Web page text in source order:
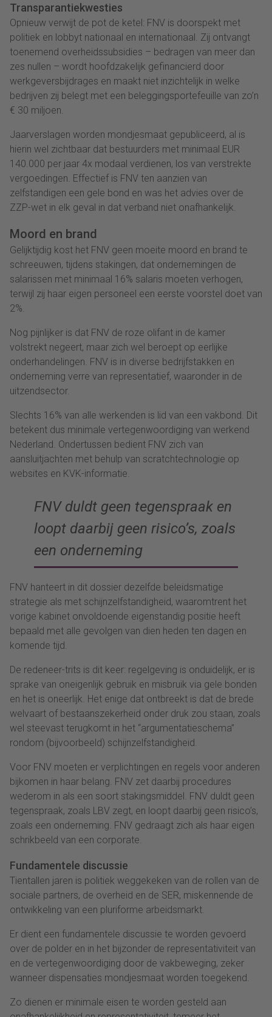
Transparantiekwesties
Opnieuw verwijt de pot de ketel: FNV is doorspekt met
politiek en lobbyt nationaal en internationaal. Zij ontvangt
toenemend overheidssubsidies – bedragen van meer dan
zes nullen – wordt hoofdzakelijk gefinancierd door
werkgeversbijdrages en maakt niet inzichtelijk in welke
bedrijven zij belegt met een beleggingsportefeuille van zo’n
€ 30 miljoen.
Jaarverslagen worden mondjesmaat gepubliceerd, al is
hierin wel zichtbaar dat bestuurders met minimaal EUR
140.000 per jaar 4x modaal verdienen, los van verstrekte
vergoedingen. Effectief is FNV ten aanzien van
zelfstandigen een gele bond en was het advies over de
ZZP-wet in elk geval in dat verband niet onafhankelijk.
Moord en brand
Gelijktijdig kost het FNV geen moeite moord en brand te
schreeuwen, tijdens stakingen, dat ondernemingen de
salarissen met minimaal 16% salaris moeten verhogen,
terwijl zij haar eigen personeel een eerste voorstel doet van
2%.
Nog pijnlijker is dat FNV de roze olifant in de kamer
volstrekt negeert, maar zich wel beroept op eerlijke
onderhandelingen. FNV is in diverse bedrijfstakken en
onderneming verre van representatief, waaronder in de
uitzendsector.
Slechts 16% van alle werkenden is lid van een vakbond. Dit
betekent dus minimale vertegenwoordiging van werkend
Nederland. Ondertussen bedient FNV zich van
aansluitjachten met behulp van scratchtechnologie op
websites en KVK-informatie.
FNV duldt geen tegenspraak en
loopt daarbij geen risico’s, zoals
een onderneming
FNV hanteert in dit dossier dezelfde beleidsmatige
strategie als met schijnzelfstandigheid, waaromtrent het
vorige kabinet onvoldoende eigenstandig positie heeft
bepaald met alle gevolgen van dien heden ten dagen en
komende tijd.
De redeneer-trits is dit keer: regelgeving is onduidelijk, er is
sprake van oneigenlijk gebruik en misbruik via gele bonden
en het is oneerlijk. Het enige dat ontbreekt is dat de brede
welvaart of bestaanszekerheid onder druk zou staan, zoals
wel steevast terugkomt in het “argumentatieschema”
rondom (bijvoorbeeld) schijnzelfstandigheid.
Voor FNV moeten er verplichtingen en regels voor anderen
bijkomen in haar belang. FNV zet daarbij procedures
wederom in als een soort stakingsmiddel. FNV duldt geen
tegenspraak, zoals LBV zegt, en loopt daarbij geen risico’s,
zoals een onderneming. FNV gedraagt zich als haar eigen
schrikbeeld van een corporate.
Fundamentele discussie
Tientallen jaren is politiek weggekeken van de rollen van de
sociale partners, de overheid en de SER, miskennende de
ontwikkeling van een pluriforme arbeidsmarkt.
Er dient een fundamentele discussie te worden gevoerd
over de polder en in het bijzonder de representativiteit van
en de vertegenwoordiging door de vakbeweging, zeker
wanneer dispensaties mondjesmaat worden toegekend.
Zo dienen er minimale eisen te worden gesteld aan